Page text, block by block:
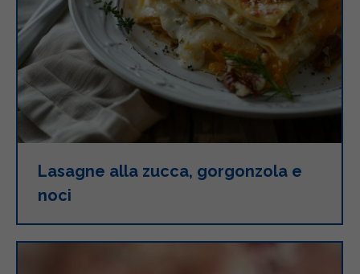
Lasagne alla zucca, gorgonzola e
noci